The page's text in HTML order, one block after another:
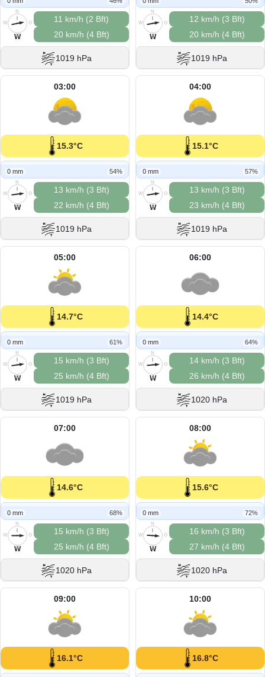
N
O
S
W
W
11 km/h (2 Bft)
20 km/h (4 Bft)
1019 hPa
N
O
S
W
W
12 km/h (3 Bft)
20 km/h (4 Bft)
1019 hPa
03:00
15.3°C
0 mm 54%
N
O
S
W
W
13 km/h (3 Bft)
22 km/h (4 Bft)
1019 hPa
04:00
15.1°C
0 mm 57%
N
O
S
W
W
13 km/h (3 Bft)
23 km/h (4 Bft)
1019 hPa
05:00
14.7°C
0 mm 61%
N
O
S
W
W
15 km/h (3 Bft)
25 km/h (4 Bft)
1019 hPa
06:00
14.4°C
0 mm 64%
N
O
S
W
W
14 km/h (3 Bft)
26 km/h (4 Bft)
1020 hPa
07:00
14.6°C
0 mm 68%
N
O
S
W
W
15 km/h (3 Bft)
25 km/h (4 Bft)
1020 hPa
08:00
15.6°C
0 mm 72%
N
O
S
W
W
16 km/h (3 Bft)
27 km/h (4 Bft)
1020 hPa
09:00
16.1°C
10:00
16.8°C